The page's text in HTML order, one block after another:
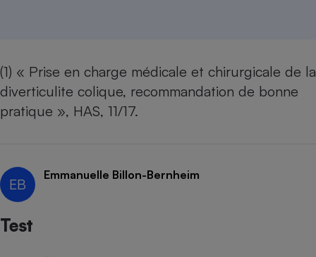
(1) « Prise en charge médicale et chirurgicale de la
diverticulite colique, recommandation de bonne
pratique », HAS, 11/17.
EB
Emmanuelle Billon-Bernheim
Test